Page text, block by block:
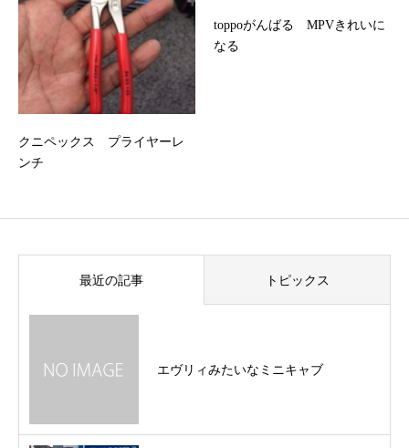
クニペックス プライヤーレ
ンチ
toppoがんばる MPVきれいに
なる
最近の記事 トピックス
エヴリィみたいなミニキャブ